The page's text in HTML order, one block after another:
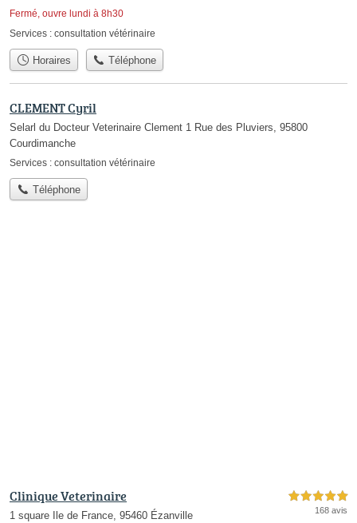
Fermé, ouvre lundi à 8h30
Services : consultation vétérinaire
Horaires Téléphone
CLEMENT Cyril
Selarl du Docteur Veterinaire Clement 1 Rue des Pluviers, 95800
Courdimanche
Services : consultation vétérinaire
Téléphone
Clinique Veterinaire
1 square Ile de France, 95460 Ézanville
5,0 étoiles sur 5
168 avis